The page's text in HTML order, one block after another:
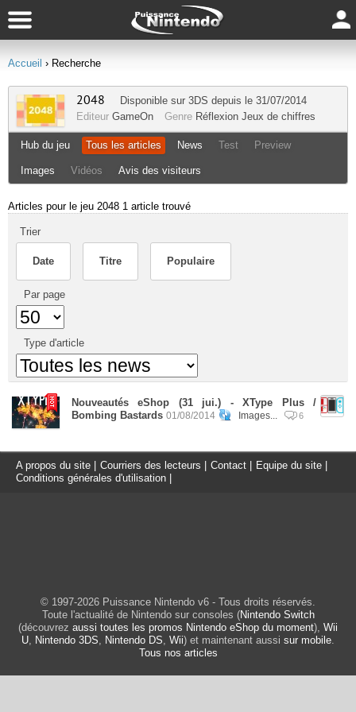
Accueil › Recherche
2048 Disponible sur 3DS depuis le 31/07/2014
Editeur GameOn Genre Réflexion Jeux de chiffres
Hub du jeu Tous les articles News Test Preview
Images Vidéos Avis des visiteurs
Articles pour le jeu 2048 1 article trouvé
Trier
Date Titre Populaire
Par page
Type d'article
Nouveautés eShop (31 jui.) - XType Plus /
Bombing Bastards 01/08/2014 Images... 6
A propos du site Courriers des lecteurs Contact Equipe du site
Conditions générales d'utilisation
© 1997-2026 Puissance Nintendo v6 - Tous droits réservés.
Toute l'actualité de Nintendo sur consoles (Nintendo Switch
(découvrez aussi toutes les promos Nintendo eShop du moment), Wii
U, Nintendo 3DS, Nintendo DS, Wii) et maintenant aussi sur mobile.
Tous nos articles